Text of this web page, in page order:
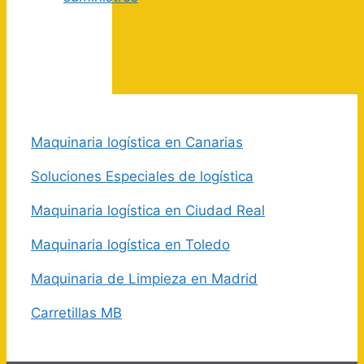
Maquinaria logística en Canarias
Soluciones Especiales de logística
Maquinaria logística en Ciudad Real
Maquinaria logística en Toledo
Maquinaria de Limpieza en Madrid
Carretillas MB